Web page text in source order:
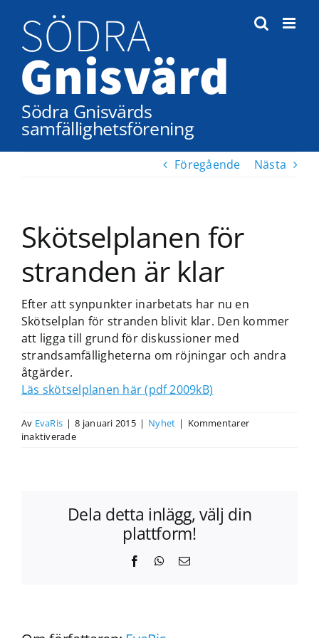
innehållet
Södra Gnisvärds
samfällighetsförening
Föregående Nästa
Skötselplanen för
stranden är klar
Efter att synpunkter inarbetats har nu en
Skötselplan för stranden blivit klar. Den kommer
att ligga till grund för diskussioner med
strandsamfälligheterna om röjningar och andra
åtgärder.
Läs skötselplanen här (pdf 2009kB)
Av EvaRis | 8 januari 2015 | Nyhet | Kommentarer
inaktiveradeför
Dela detta inlägg, välj din
plattform!
FacebookWhatsApp
E-